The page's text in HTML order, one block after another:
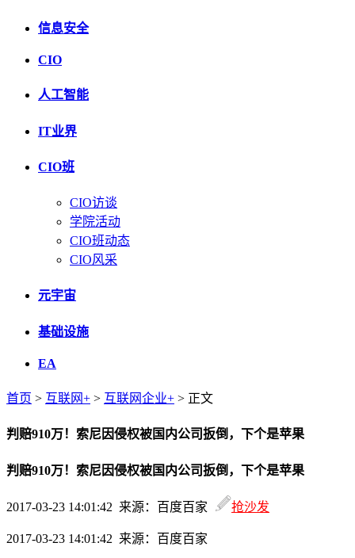
信息安全
CIO
人工智能
IT业界
CIO班
CIO访谈
学院活动
CIO班动态
CIO风采
元宇宙
基础设施
EA
首页 > 互联网+ > 互联网企业+ > 正文
判赔910万！索尼因侵权被国内公司扳倒，下个是苹果
判赔910万！索尼因侵权被国内公司扳倒，下个是苹果
2017-03-23 14:01:42 来源：百度百家 抢沙发
2017-03-23 14:01:42 来源：百度百家